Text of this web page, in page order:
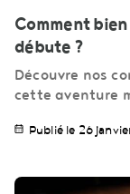
Comment
débute ?
Découvre nos
cette aventure
Publié le 26